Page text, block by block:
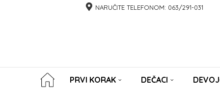
NARUČITE TELEFONOM: 063/291-031
PRVI KORAK DEČACI